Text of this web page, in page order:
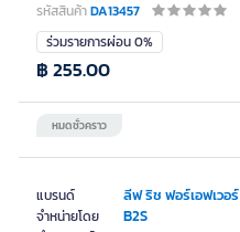
รหัสสินค้าDA13457
แบรนด์ ลีฟ ริช ฟอร์เอฟเวอร์
จำหน่ายโดย B2S
ร่วมรายการผ่อน 0%
หมดชั่วคราว
฿ 255.00